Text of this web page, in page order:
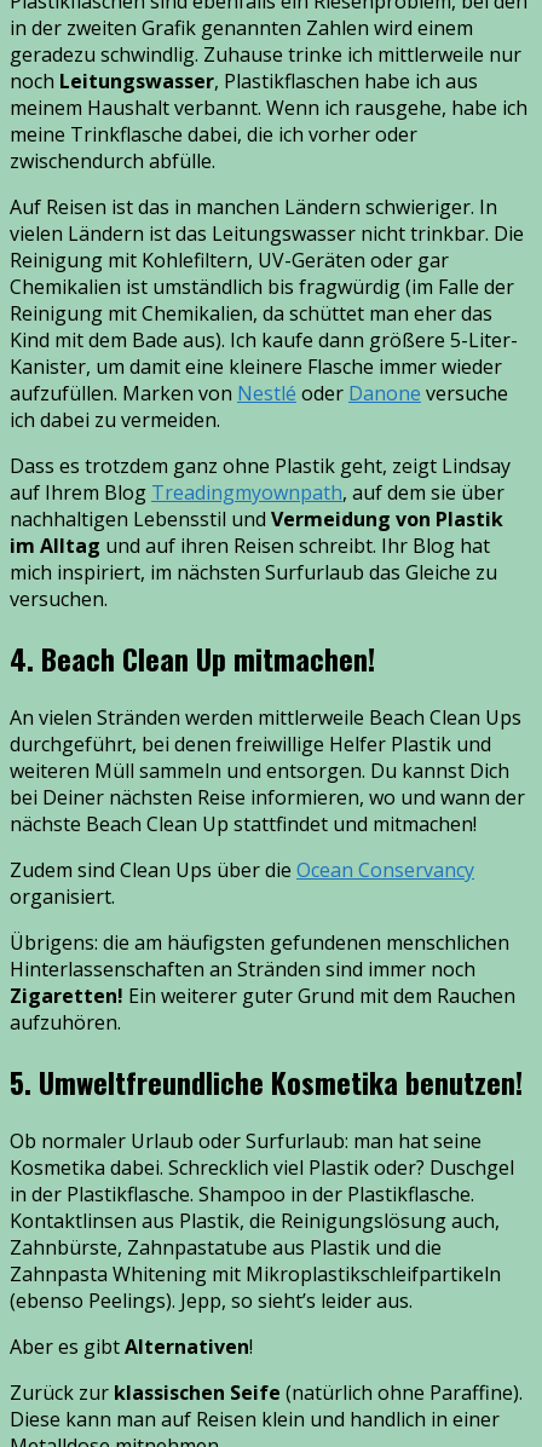
in der zweiten Grafik genannten Zahlen wird einem
geradezu schwindlig. Zuhause trinke ich mittlerweile nur
noch Leitungswasser, Plastikflaschen habe ich aus
meinem Haushalt verbannt. Wenn ich rausgehe, habe ich
meine Trinkflasche dabei, die ich vorher oder
zwischendurch abfülle.
Auf Reisen ist das in manchen Ländern schwieriger. In
vielen Ländern ist das Leitungswasser nicht trinkbar. Die
Reinigung mit Kohlefiltern, UV-Geräten oder gar
Chemikalien ist umständlich bis fragwürdig (im Falle der
Reinigung mit Chemikalien, da schüttet man eher das
Kind mit dem Bade aus). Ich kaufe dann größere 5-Liter-
Kanister, um damit eine kleinere Flasche immer wieder
aufzufüllen. Marken von Nestlé oder Danone versuche
ich dabei zu vermeiden.
Dass es trotzdem ganz ohne Plastik geht, zeigt Lindsay
auf Ihrem Blog Treadingmyownpath, auf dem sie über
nachhaltigen Lebensstil und Vermeidung von Plastik
im Alltag und auf ihren Reisen schreibt. Ihr Blog hat
mich inspiriert, im nächsten Surfurlaub das Gleiche zu
versuchen.
4. Beach Clean Up mitmachen!
An vielen Stränden werden mittlerweile Beach Clean Ups
durchgeführt, bei denen freiwillige Helfer Plastik und
weiteren Müll sammeln und entsorgen. Du kannst Dich
bei Deiner nächsten Reise informieren, wo und wann der
nächste Beach Clean Up stattfindet und mitmachen!
Zudem sind Clean Ups über die Ocean Conservancy
organisiert.
Übrigens: die am häufigsten gefundenen menschlichen
Hinterlassenschaften an Stränden sind immer noch
Zigaretten! Ein weiterer guter Grund mit dem Rauchen
aufzuhören.
5. Umweltfreundliche Kosmetika benutzen!
Ob normaler Urlaub oder Surfurlaub: man hat seine
Kosmetika dabei. Schrecklich viel Plastik oder? Duschgel
in der Plastikflasche. Shampoo in der Plastikflasche.
Kontaktlinsen aus Plastik, die Reinigungslösung auch,
Zahnbürste, Zahnpastatube aus Plastik und die
Zahnpasta Whitening mit Mikroplastikschleifpartikeln
(ebenso Peelings). Jepp, so sieht’s leider aus.
Aber es gibtAlternativen!
Zurück zur klassischen Seife (natürlich ohne Paraffine).
Diese kann man auf Reisen klein und handlich in einer